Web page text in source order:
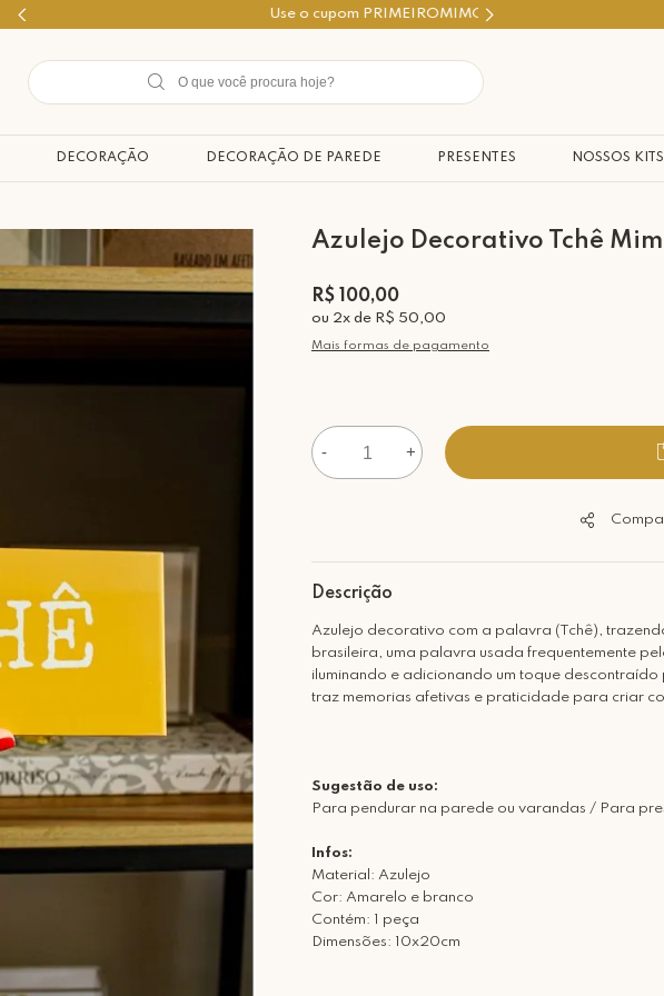
Use o cupom PRIMEIROMIMO
DECORAÇÃO DECORAÇÃO DE PAREDE PRESENTES NOSSOS KITS
Azulejo Decorativo Tchê
R$ 100,00
ou 2x de R$ 50,00
Mais formas de pagamento
- +
Descrição
Azulejo decorativo com a palavra (Tchê),
brasileira, uma palavra usada frequentemente
iluminando e adicionando um toque
traz memorias afetivas e praticidade para criar
Sugestão de uso:
Para pendurar na parede ou varandas / Para
Infos:
Material: Azulejo
Cor: Amarelo e branco
Contém: 1 peça
Dimensões: 10x20cm